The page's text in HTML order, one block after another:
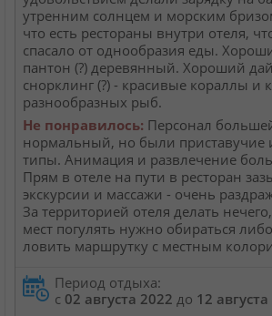
утренним солнцем и морским
что есть рестораны внутри отеля,
спасало от однообразия еды.
пантон (?) деревянный. Хороший
снорклинг (?) - красивые кораллы и
разнообразных рыб.
Не понравилось: Персонал
нормальный, но были приставучие
типы. Анимация и развлечение
Прям в отеле на пути в ресторан
экскурсии и массажи - очень
За территорией отеля делать
мест погулять нужно обираться
ловить маршрутку с местным
Период отдыха:
с 02 августа 2022 до 12